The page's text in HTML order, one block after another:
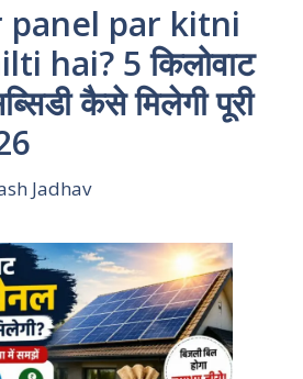
panel par kitni
hai? 5 किलोवाट
कैसे मिलेगी पूरी
Jadhav